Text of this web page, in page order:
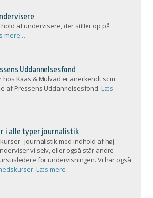
af undervisere, der stiller op på
mere…
Uddannelsesfond
hos Kaas & Mulvad er anerkendt som
af Pressens Uddannelsesfond.Læs
i alle typer journalistik
i journalistik med indhold af høj
vi selv, eller også står andre
for undervisningen. Vi har også
.Læs mere…